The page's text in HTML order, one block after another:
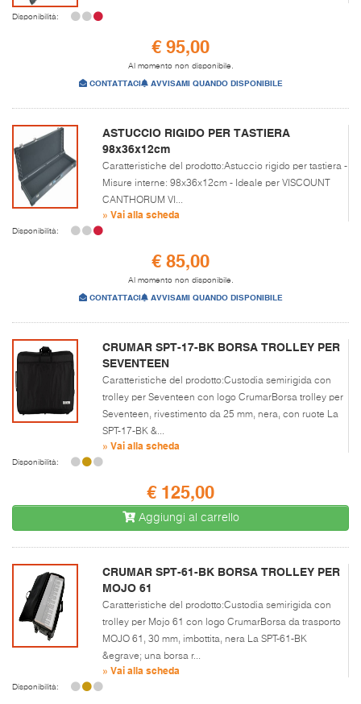
Disponibilità:
€ 95,00
Al momento non disponibile.
CONTATTACI AVVISAMI QUANDO DISPONIBILE
ASTUCCIO RIGIDO PER TASTIERA
98x36x12cm
Caratteristiche del prodotto:Astuccio rigido per tastiera -
Misure interne: 98x36x12cm - Ideale per VISCOUNT
CANTHORUM VI...
» Vai alla scheda
Disponibilità:
€ 85,00
Al momento non disponibile.
CONTATTACI AVVISAMI QUANDO DISPONIBILE
CRUMAR SPT-17-BK BORSA TROLLEY PER
SEVENTEEN
Caratteristiche del prodotto:Custodia semirigida con
trolley per Seventeen con logo CrumarBorsa trolley per
Seventeen, rivestimento da 25 mm, nera, con ruote La
SPT-17-BK &...
» Vai alla scheda
Disponibilità:
€ 125,00
Aggiungi al carrello
CRUMAR SPT-61-BK BORSA TROLLEY PER
MOJO 61
Caratteristiche del prodotto:Custodia semirigida con
trolley per Mojo 61 con logo CrumarBorsa da trasporto
MOJO 61, 30 mm, imbottita, nera La SPT-61-BK
&egrave; una borsa r...
» Vai alla scheda
Disponibilità: